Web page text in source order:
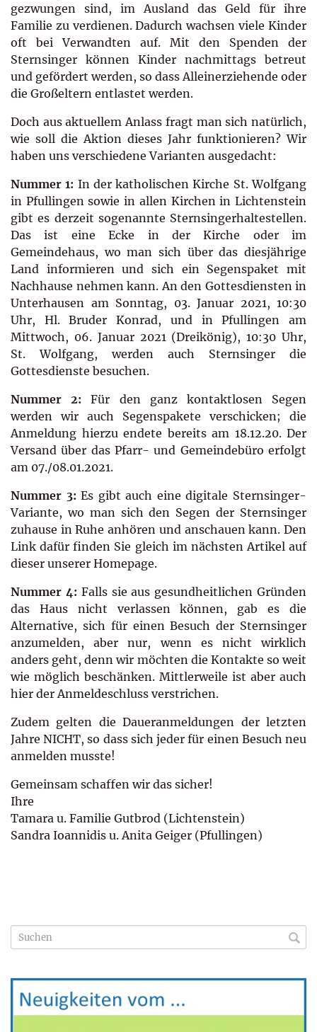
gezwungen sind, im Ausland das Geld für ihre
Familie zu verdienen. Dadurch wachsen viele Kinder
oft bei Verwandten auf. Mit den Spenden der
Sternsinger können Kinder nachmittags betreut
und gefördert werden, so dass Alleinerziehende oder
die Großeltern entlastet werden.
Doch aus aktuellem Anlass fragt man sich natürlich,
wie soll die Aktion dieses Jahr funktionieren? Wir
haben uns verschiedene Varianten ausgedacht:
Nummer 1: In der katholischen Kirche St. Wolfgang
in Pfullingen sowie in allen Kirchen in Lichtenstein
gibt es derzeit sogenannte Sternsingerhaltestellen.
Das ist eine Ecke in der Kirche oder im
Gemeindehaus, wo man sich über das diesjährige
Land informieren und sich ein Segenspaket mit
Nachhause nehmen kann. An den Gottesdiensten in
Unterhausen am Sonntag, 03. Januar 2021, 10:30
Uhr, Hl. Bruder Konrad, und in Pfullingen am
Mittwoch, 06. Januar 2021 (Dreikönig), 10:30 Uhr,
St. Wolfgang, werden auch Sternsinger die
Gottesdienste besuchen.
Nummer 2: Für den ganz kontaktlosen Segen
werden wir auch Segenspakete verschicken; die
Anmeldung hierzu endete bereits am 18.12.20. Der
Versand über das Pfarr- und Gemeindebüro erfolgt
am 07./08.01.2021.
Nummer 3: Es gibt auch eine digitale Sternsinger-
Variante, wo man sich den Segen der Sternsinger
zuhause in Ruhe anhören und anschauen kann. Den
Link dafür finden Sie gleich im nächsten Artikel auf
dieser unserer Homepage.
Nummer 4: Falls sie aus gesundheitlichen Gründen
das Haus nicht verlassen können, gab es die
Alternative, sich für einen Besuch der Sternsinger
anzumelden, aber nur, wenn es nicht wirklich
anders geht, denn wir möchten die Kontakte so weit
wie möglich beschänken. Mittlerweile ist aber auch
hier der Anmeldeschluss verstrichen.
Zudem gelten die Daueranmeldungen der letzten
Jahre NICHT, so dass sich jeder für einen Besuch neu
anmelden musste!
Gemeinsam schaffen wir das sicher!
Ihre
Tamara u. Familie Gutbrod (Lichtenstein)
Sandra Ioannidis u. Anita Geiger (Pfullingen)